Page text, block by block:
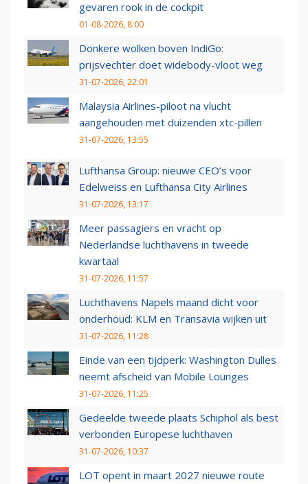
gevaren rook in de cockpit
01-08-2026, 8:00
Donkere wolken boven IndiGo:
prijsvechter doet widebody-vloot weg
31-07-2026, 22:01
Malaysia Airlines-piloot na vlucht
aangehouden met duizenden xtc-pillen
31-07-2026, 13:55
Lufthansa Group: nieuwe CEO’s voor
Edelweiss en Lufthansa City Airlines
31-07-2026, 13:17
Meer passagiers en vracht op
Nederlandse luchthavens in tweede
kwartaal
31-07-2026, 11:57
Luchthavens Napels maand dicht voor
onderhoud: KLM en Transavia wijken uit
31-07-2026, 11:28
Einde van een tijdperk: Washington Dulles
neemt afscheid van Mobile Lounges
31-07-2026, 11:25
Gedeelde tweede plaats Schiphol als best
verbonden Europese luchthaven
31-07-2026, 10:37
LOT opent in maart 2027 nieuwe route